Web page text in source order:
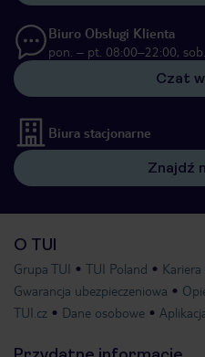
Biuro Obsługi Klienta
pon. – pt. 08:00–22:00,
Czat
Biura stacjonarne
Znajdź
O TUI
Grupa TUI TUI Poland Kariera
Gwarancja ubezpieczeniowa
TUI.cz
Dane osobowe